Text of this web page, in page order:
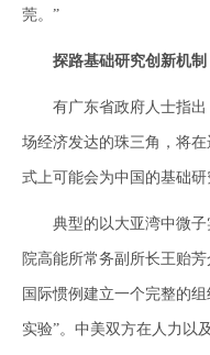
莞。”
探路基础研究创新机制
有广东省政府人士指出
场经济发达的珠三角，将
式上可能会为中国的基础
典型的以大亚湾中微子
院高能所常务副所长王贻
国际惯例建立一个完整的
实验”。中美双方在人力以